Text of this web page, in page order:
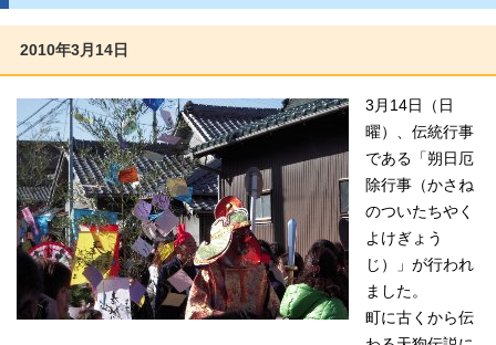
2010年3月14日
3月14日（日
曜）、伝統行事
である「朔日厄
除行事（かさね
のついたちやく
よけぎょう
じ）」が行われ
ました。
町に古くから伝